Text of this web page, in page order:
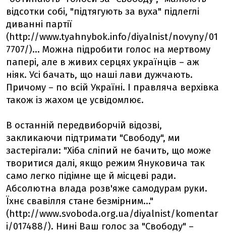
відсотки собі, "підтягують за вуха" підлеглі
диванні партії
(http://www.tyahnybok.info/diyalnist/novyny/01
7707/)... Можна підробити голос на мертвому
папері, але в живих серцях українців – аж
ніяк. Усі бачать, що наші лави дужчають.
Причому – по всій Україні. І правляча верхівка
також із жахом це усвідомлює.
В останній передвиборчій відозві,
закликаючи підтримати "Свободу", ми
застерігали: "Хіба сліпий не бачить, що може
творитися далі, якщо режим Януковича так
само легко підімне ще й місцеві ради.
Абсолютна влада розв'яже самодурам руки.
Їхнє свавілля стане безмірним..."
(http://www.svoboda.org.ua/diyalnist/komentar
i/017488/). Нині Ваш голос за "Свободу" –